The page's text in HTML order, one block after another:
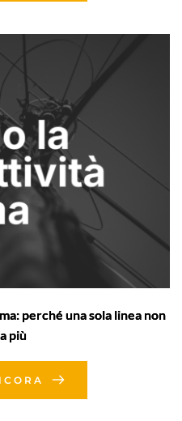
perché una sola linea non
più